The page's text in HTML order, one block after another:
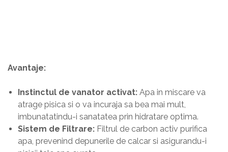
Avantaje:
Instinctul de vanator activat: Apa in miscare va
atrage pisica si o va incuraja sa bea mai mult,
imbunatatindu-i sanatatea prin hidratare optima.
Sistem de Filtrare: Filtrul de carbon activ purifica
apa, prevenind depunerile de calcar si asigurandu-i